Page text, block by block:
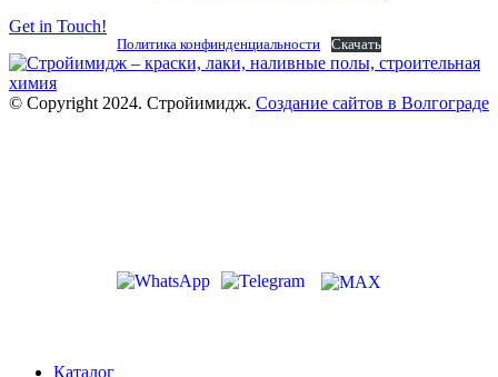
Get in Touch!
Политика конфинденциальности Скачать
© Copyright 2024. Стройимидж. Создание сайтов в Волгограде
Каталог